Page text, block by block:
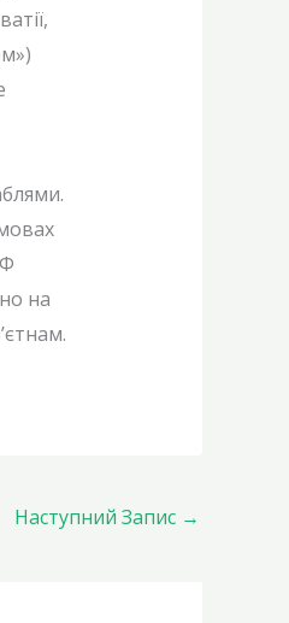
на
Наступний Запис →